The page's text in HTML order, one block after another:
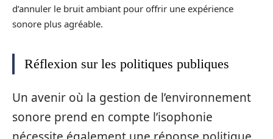
d’annuler le bruit ambiant pour offrir une expérience
sonore plus agréable.
Réflexion sur les politiques publiques
Un avenir où la gestion de l’environnement
sonore prend en compte l’isophonie